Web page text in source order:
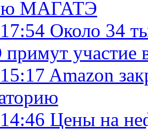
МАГАТЭ
Около 34
участие
Amazon
Цены на